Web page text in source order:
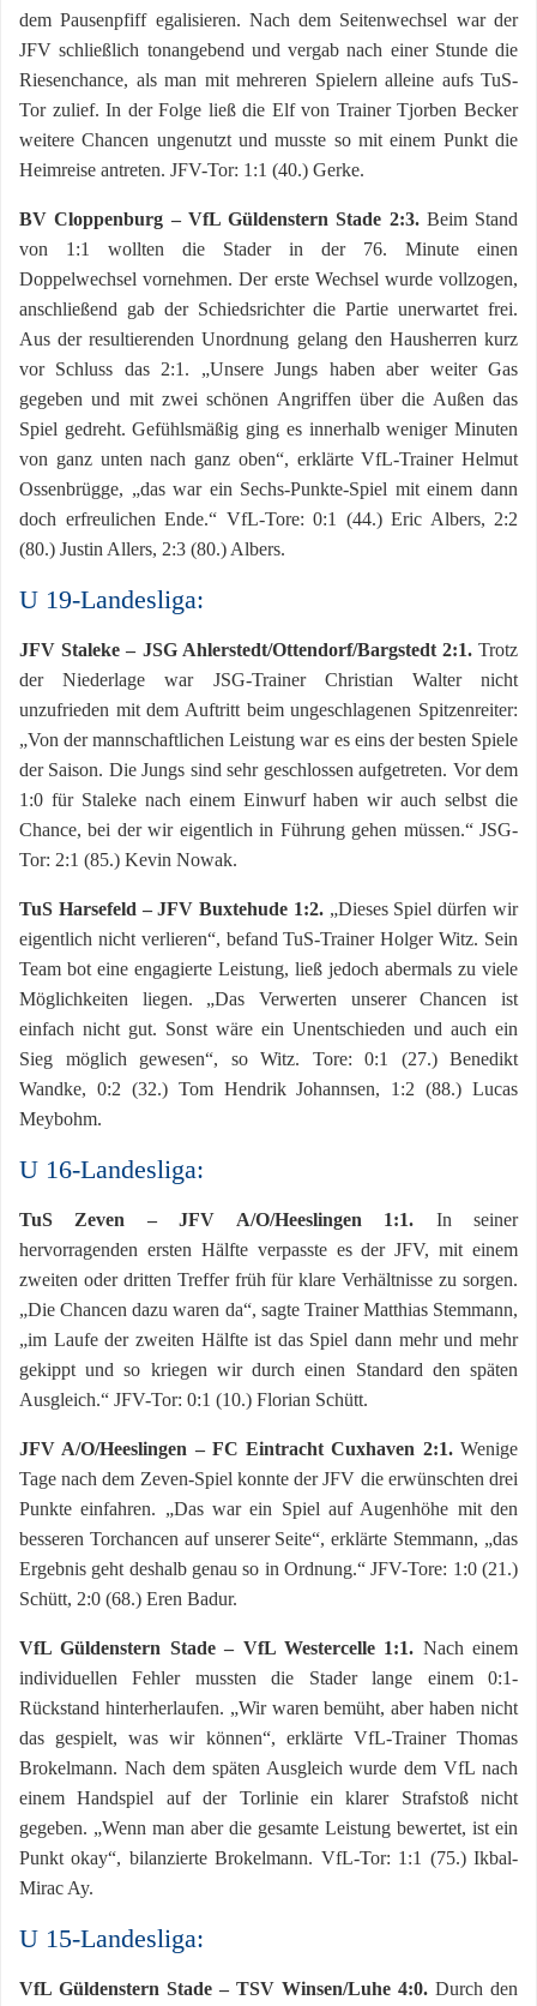
dem Pausenpfiff egalisieren. Nach dem Seitenwechsel war der
JFV schließlich tonangebend und vergab nach einer Stunde die
Riesenchance, als man mit mehreren Spielern alleine aufs TuS-
Tor zulief. In der Folge ließ die Elf von Trainer Tjorben Becker
weitere Chancen ungenutzt und musste so mit einem Punkt die
Heimreise antreten. JFV-Tor: 1:1 (40.) Gerke.
BV Cloppenburg – VfL Güldenstern Stade 2:3.Beim Stand
von 1:1 wollten die Stader in der 76. Minute einen
Doppelwechsel vornehmen. Der erste Wechsel wurde vollzogen,
anschließend gab der Schiedsrichter die Partie unerwartet frei.
Aus der resultierenden Unordnung gelang den Hausherren kurz
vor Schluss das 2:1. „Unsere Jungs haben aber weiter Gas
gegeben und mit zwei schönen Angriffen über die Außen das
Spiel gedreht. Gefühlsmäßig ging es innerhalb weniger Minuten
von ganz unten nach ganz oben“, erklärte VfL-Trainer Helmut
Ossenbrügge, „das war ein Sechs-Punkte-Spiel mit einem dann
doch erfreulichen Ende.“ VfL-Tore: 0:1 (44.) Eric Albers, 2:2
(80.) Justin Allers, 2:3 (80.) Albers.
U 19-Landesliga:
JFV Staleke – JSG Ahlerstedt/Ottendorf/Bargstedt 2:1.Trotz
der Niederlage war JSG-Trainer Christian Walter nicht
unzufrieden mit dem Auftritt beim ungeschlagenen Spitzenreiter:
„Von der mannschaftlichen Leistung war es eins der besten Spiele
der Saison. Die Jungs sind sehr geschlossen aufgetreten. Vor dem
1:0 für Staleke nach einem Einwurf haben wir auch selbst die
Chance, bei der wir eigentlich in Führung gehen müssen.“ JSG-
Tor: 2:1 (85.) Kevin Nowak.
TuS Harsefeld – JFV Buxtehude 1:2.„Dieses Spiel dürfen wir
eigentlich nicht verlieren“, befand TuS-Trainer Holger Witz. Sein
Team bot eine engagierte Leistung, ließ jedoch abermals zu viele
Möglichkeiten liegen. „Das Verwerten unserer Chancen ist
einfach nicht gut. Sonst wäre ein Unentschieden und auch ein
Sieg möglich gewesen“, so Witz. Tore: 0:1 (27.) Benedikt
Wandke, 0:2 (32.) Tom Hendrik Johannsen, 1:2 (88.) Lucas
Meybohm.
U 16-Landesliga:
TuS Zeven – JFV A/O/Heeslingen 1:1. In seiner
hervorragenden ersten Hälfte verpasste es der JFV, mit einem
zweiten oder dritten Treffer früh für klare Verhältnisse zu sorgen.
„Die Chancen dazu waren da“, sagte Trainer Matthias Stemmann,
„im Laufe der zweiten Hälfte ist das Spiel dann mehr und mehr
gekippt und so kriegen wir durch einen Standard den späten
Ausgleich.“ JFV-Tor: 0:1 (10.) Florian Schütt.
JFV A/O/Heeslingen – FC Eintracht Cuxhaven 2:1.Wenige
Tage nach dem Zeven-Spiel konnte der JFV die erwünschten drei
Punkte einfahren. „Das war ein Spiel auf Augenhöhe mit den
besseren Torchancen auf unserer Seite“, erklärte Stemmann, „das
Ergebnis geht deshalb genau so in Ordnung.“ JFV-Tore: 1:0 (21.)
Schütt, 2:0 (68.) Eren Badur.
VfL Güldenstern Stade – VfL Westercelle 1:1. Nach einem
individuellen Fehler mussten die Stader lange einem 0:1-
Rückstand hinterherlaufen. „Wir waren bemüht, aber haben nicht
das gespielt, was wir können“, erklärte VfL-Trainer Thomas
Brokelmann. Nach dem späten Ausgleich wurde dem VfL nach
einem Handspiel auf der Torlinie ein klarer Strafstoß nicht
gegeben. „Wenn man aber die gesamte Leistung bewertet, ist ein
Punkt okay“, bilanzierte Brokelmann. VfL-Tor: 1:1 (75.) Ikbal-
Mirac Ay.
U 15-Landesliga:
VfL Güldenstern Stade – TSV Winsen/Luhe 4:0. Durch den